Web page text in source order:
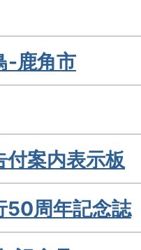
-鹿角市
付案内表示板
50周年記念誌